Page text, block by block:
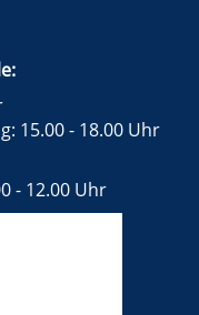
15.00 - 18.00 Uhr
- 12.00 Uhr